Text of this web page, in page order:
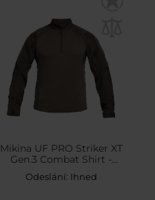
Mikina UF PRO Striker XT
Gen.3 Combat Shirt -
Brown Grey
Odeslání: Ihned